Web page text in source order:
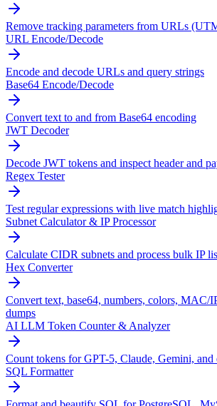
Remove tracking parameters from URLs
URL Encode/Decode
Encode and decode URLs and query strings
Base64 Encode/Decode
Convert text to and from Base64 encoding
JWT Decoder
Decode JWT tokens and inspect header and
Regex Tester
Test regular expressions with live match
Subnet Calculator & IP Processor
Calculate CIDR subnets and process bulk IP
Hex Converter
Convert text, base64, numbers, colors, MAC/
dumps
AI LLM Token Counter & Analyzer
Count tokens for GPT-5, Claude, Gemini,
SQL Formatter